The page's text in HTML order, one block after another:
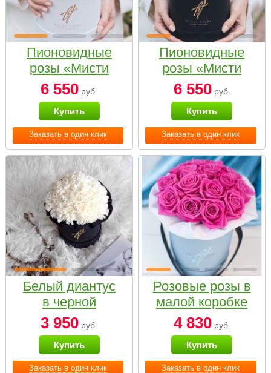
Заказать в один клик
Пионовидные
розы «Мисти
бабблс» в белой
коробке Small
6 550 руб.
Купить
Заказать в один клик
Пионовидные
розы «Мисти
бабблс» в
черной коробке
Small
6 550руб.
Купить
Заказать в один клик
Белый диантус
в черной
коробке Small
3 950 руб.
Купить
Заказать в один клик
Розовые розы в
малой коробке
4 830руб.
Купить